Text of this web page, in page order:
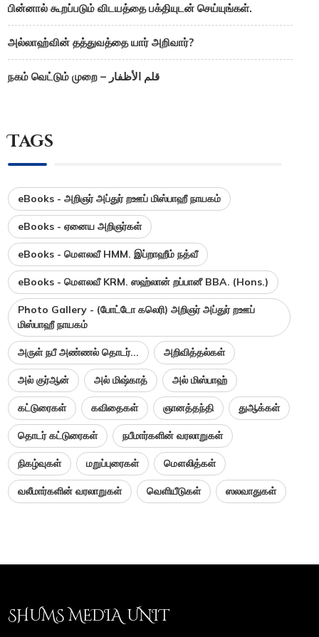
பின்னால் கூறப்படும் விடயத்தை பக்தியுடன் செய்யுங்கள்.
அல்லாஹ்வின் தத்துவத்தை யார் அறிவார்?
நகம் வெட்டும் முறை – قلم الأظفار
Tags
eBooks - அறிஞர் அப்துர் றஊப் மிஸ்பாஹீ நாயகம்
eBooks - ஏனைய அறிஞர்கள்
eBooks - மௌலவீ HMM. இப்றாஹீம் நத்வீ
eBooks - மௌலவீ KRM. ஸஹ்லான் றப்பானீ BBA. (Hons.)
Photo Gallery - (போட்டோ கலெரி) அறிஞர் அப்துர் றஊப்
மிஸ்பாஹீ நாயகம்
அருள் நபீ அண்ணல் தொடர்... அறிவித்தல்கள்
அல் குர்ஆன் அல் மிஷ்காத் அல் மிஸ்பாஹ்
கட்டுரைகள் கவிதைகள் ஞானத்தந்தி துஆக்கள்
தொடர் கட்டுரைகள் நபீமார்களின் வரலாறுகள்
நிகழ்வுகள் மறுப்புரைகள் மௌலித்கள்
வலீமார்களின் வரலாறுகள் வெளியீடுகள் ஸலவாதுகள்
SHUMS MEDIA UNIT